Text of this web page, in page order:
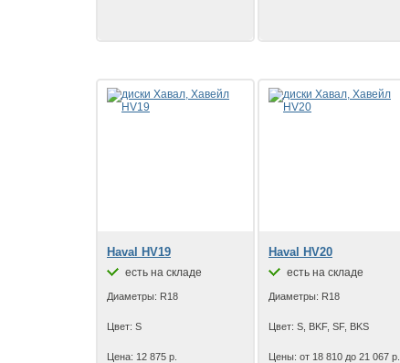
Haval HV19
есть на складе
Диаметры: R18
Цвет: S
Цена: 12 875 р.
Haval HV20
есть на складе
Диаметры: R18
Цвет: S, BKF, SF, BKS
Цены: от 18 810 до 21 067 р.